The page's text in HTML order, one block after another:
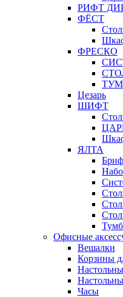
РИФТ
ФЁСТ
ФРЕСКО
Цезарь
ШИФТ
ЯЛТА
Офисные
Вешалки
Корзины
Часы